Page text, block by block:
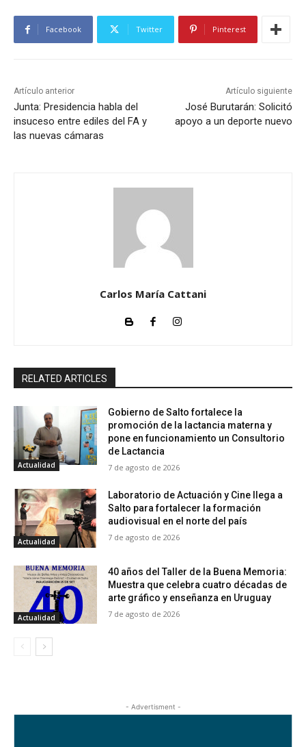
Facebook Twitter Pinterest
Artículo anterior
Junta: Presidencia habla del
insuceso entre ediles del FA y
las nuevas cámaras
Artículo siguiente
José Burutarán: Solicitó
apoyo a un deporte nuevo
Carlos María Cattani
RELATED ARTICLES
Actualidad
Gobierno de Salto fortalece la
promoción de la lactancia materna y
pone en funcionamiento un Consultorio
de Lactancia
7 de agosto de 2026
Actualidad
Laboratorio de Actuación y Cine llega a
Salto para fortalecer la formación
audiovisual en el norte del país
7 de agosto de 2026
Actualidad
40 años del Taller de la Buena Memoria:
Muestra que celebra cuatro décadas de
arte gráfico y enseñanza en Uruguay
7 de agosto de 2026
- Advertisment -